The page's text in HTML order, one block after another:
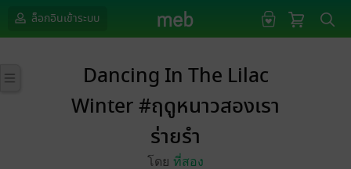
ล็อกอินเข้าระบบ
Dancing In The Lilac
Winter #ฤดูหนาวสองเรา
ร่ายรำ
โดย ที่สอง